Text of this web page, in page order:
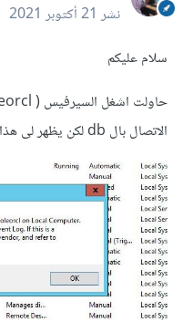
نشر21 أكتوبر 2021
سلام عليكم
الاتصال بال db لكن يظهر لى هذا الايرور